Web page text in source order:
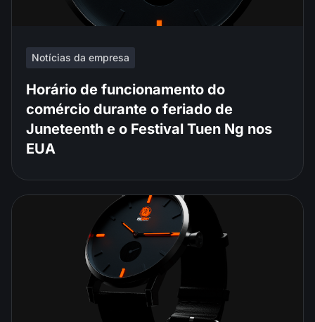
Notícias da empresa
Horário de funcionamento do
comércio durante o feriado de
Juneteenth e o Festival Tuen Ng nos
EUA